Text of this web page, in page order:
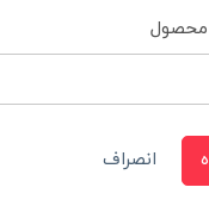
محصول
انصراف